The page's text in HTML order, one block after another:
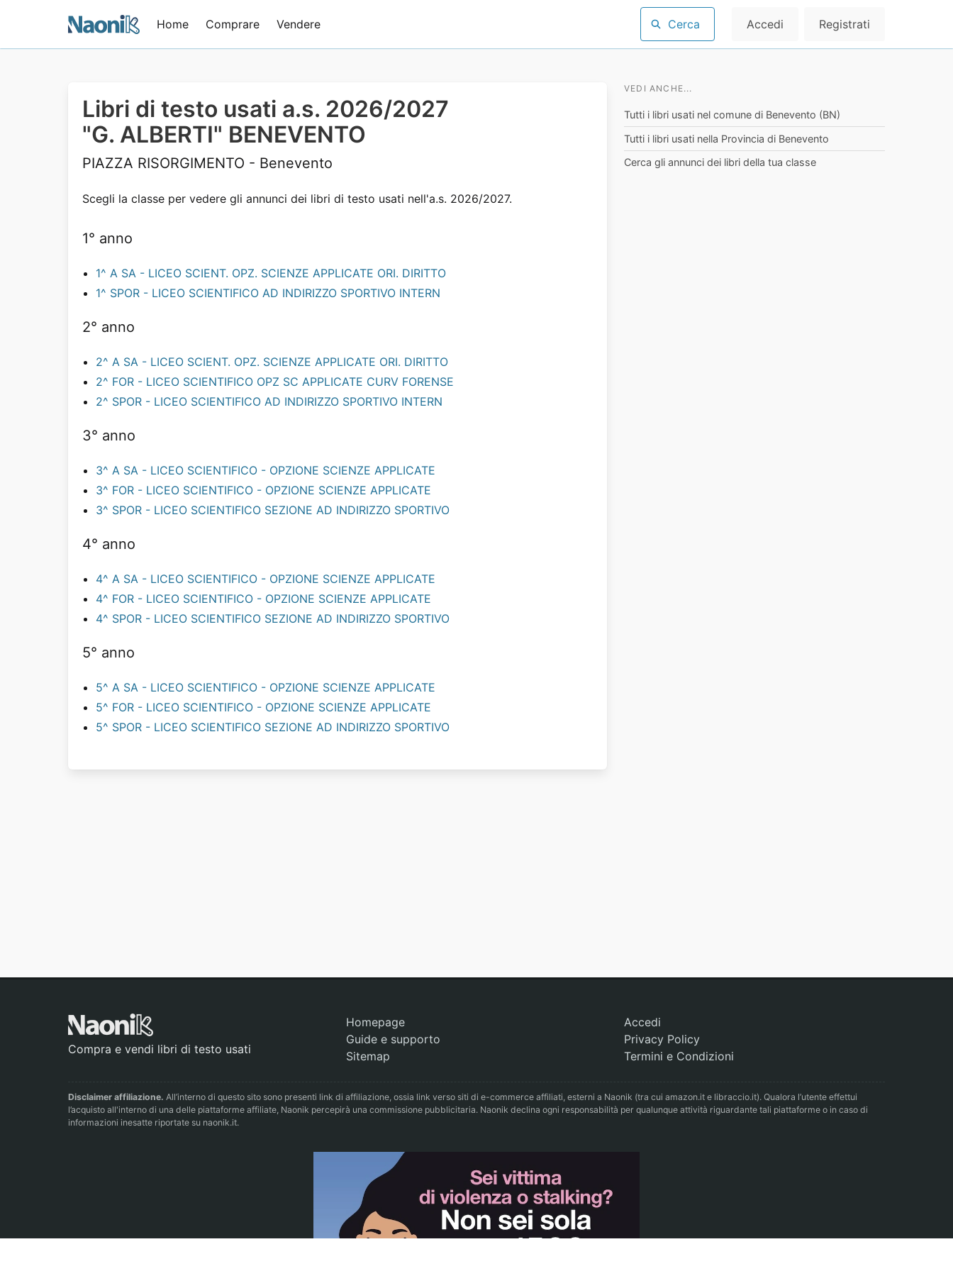
Home Comprare Vendere Cerca Accedi Registrati
Libri di testo usati a.s. 2026/2027
"G. ALBERTI" BENEVENTO
PIAZZA RISORGIMENTO - Benevento
Scegli la classe per vedere gli annunci dei libri di testo usati nell'a.s. 2026/2027.
1° anno
1^ A SA - LICEO SCIENT. OPZ. SCIENZE APPLICATE ORI. DIRITTO
1^ SPOR - LICEO SCIENTIFICO AD INDIRIZZO SPORTIVO INTERN
2° anno
2^ A SA - LICEO SCIENT. OPZ. SCIENZE APPLICATE ORI. DIRITTO
2^ FOR - LICEO SCIENTIFICO OPZ SC APPLICATE CURV FORENSE
2^ SPOR - LICEO SCIENTIFICO AD INDIRIZZO SPORTIVO INTERN
3° anno
3^ A SA - LICEO SCIENTIFICO - OPZIONE SCIENZE APPLICATE
3^ FOR - LICEO SCIENTIFICO - OPZIONE SCIENZE APPLICATE
3^ SPOR - LICEO SCIENTIFICO SEZIONE AD INDIRIZZO SPORTIVO
4° anno
4^ A SA - LICEO SCIENTIFICO - OPZIONE SCIENZE APPLICATE
4^ FOR - LICEO SCIENTIFICO - OPZIONE SCIENZE APPLICATE
4^ SPOR - LICEO SCIENTIFICO SEZIONE AD INDIRIZZO SPORTIVO
5° anno
5^ A SA - LICEO SCIENTIFICO - OPZIONE SCIENZE APPLICATE
5^ FOR - LICEO SCIENTIFICO - OPZIONE SCIENZE APPLICATE
5^ SPOR - LICEO SCIENTIFICO SEZIONE AD INDIRIZZO SPORTIVO
VEDI ANCHE...
Tutti i libri usati nel comune di Benevento (BN)
Tutti i libri usati nella Provincia di Benevento
Cerca gli annunci dei libri della tua classe
Compra e vendi libri di testo usati
Homepage
Guide e supporto
Sitemap
Accedi
Privacy Policy
Termini e Condizioni